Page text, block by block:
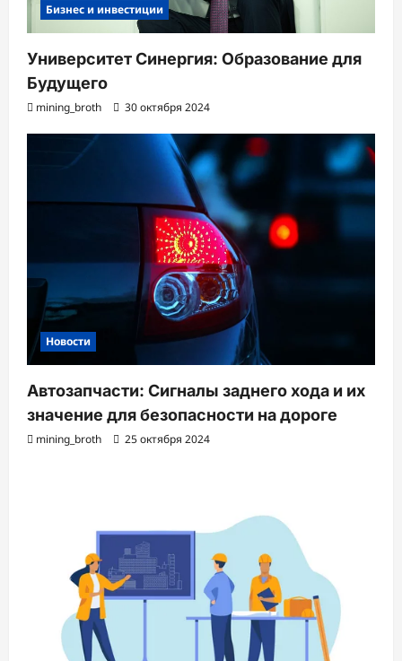
Бизнес и инвестиции
Университет Синергия: Образование для
Будущего
mining_broth 30 октября 2024
Новости
Автозапчасти: Сигналы заднего хода и их
значение для безопасности на дороге
mining_broth 25 октября 2024